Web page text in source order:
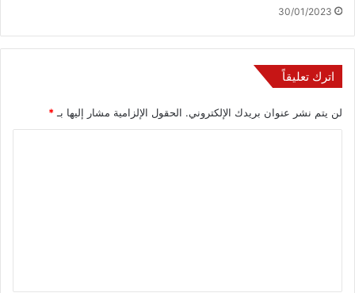
30/01/2023
اترك تعليقاً
لن يتم نشر عنوان بريدك الإلكتروني. الحقول الإلزامية مشار إليها بـ *